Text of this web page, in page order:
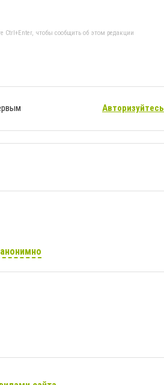
чтобы сообщить об этом редакции
Авторизуйтесь